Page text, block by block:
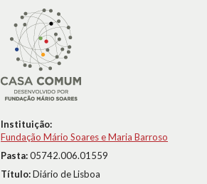
Instituição:
Fundação Mário Soares e Maria Barroso
Pasta:05742.006.01559
Título:Diário de Lisboa